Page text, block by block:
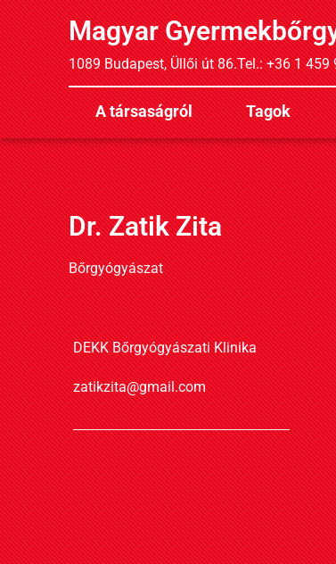
Magyar
1089 Budapest, Üllői út 86.Tel.: +36 1 459
A társaságról Tagok
Dr. Zatik Zita
Bőrgyógyászat
DEKK Bőrgyógyászati Klinika
zatikzita@gmail.com